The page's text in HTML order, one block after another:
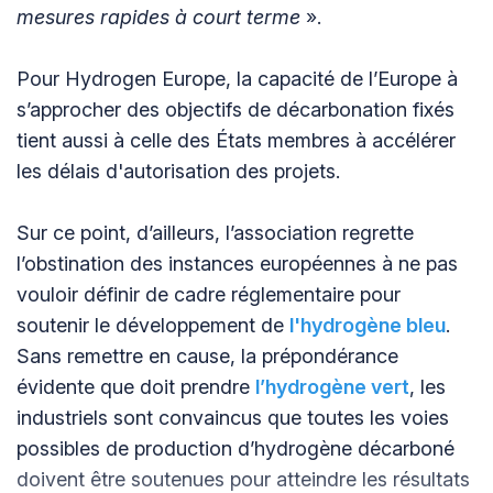
mesures rapides à court terme ».
Pour Hydrogen Europe, la capacité de l’Europe à
s’approcher des objectifs de décarbonation fixés
tient aussi à celle des États membres à accélérer
les délais d'autorisation des projets.
Sur ce point, d’ailleurs, l’association regrette
l’obstination des instances européennes à ne pas
vouloir définir de cadre réglementaire pour
soutenir le développement de l'hydrogène bleu.
Sans remettre en cause, la prépondérance
évidente que doit prendre l’hydrogène vert, les
industriels sont convaincus que toutes les voies
possibles de production d’hydrogène décarboné
doivent être soutenues pour atteindre les résultats